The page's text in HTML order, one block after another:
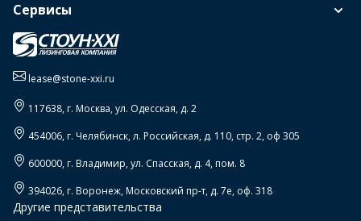
Сервисы
lease@stone-xxi.ru
117638, г. Москва,ул. Одесская, д. 2
454006, г. Челябинск,л. Российская, д. 110, стр. 2, оф 305
600000, г. Владимир,ул. Спасская, д. 4, пом. 8
394026, г. Воронеж,Московский пр-т, д. 7е, оф. 318
Другие представительства